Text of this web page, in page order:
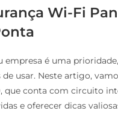
Wi-Fi
empresa é uma
usar. Neste artigo,
, que conta com circuito
e oferecer dicas